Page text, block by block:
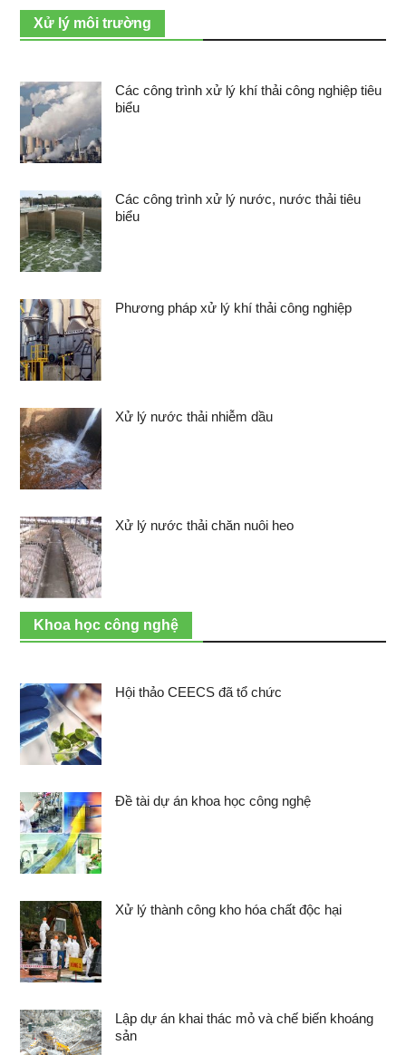
Xử lý môi trường
Các công trình xử lý khí thải công nghiệp tiêu
biểu
Các công trình xử lý nước, nước thải tiêu
biểu
Phương pháp xử lý khí thải công nghiệp
Xử lý nước thải nhiễm dầu
Xử lý nước thải chăn nuôi heo
Khoa học công nghệ
Hội thảo CEECS đã tổ chức
Đề tài dự án khoa học công nghệ
Xử lý thành công kho hóa chất độc hại
Lập dự án khai thác mỏ và chế biến khoáng
sản